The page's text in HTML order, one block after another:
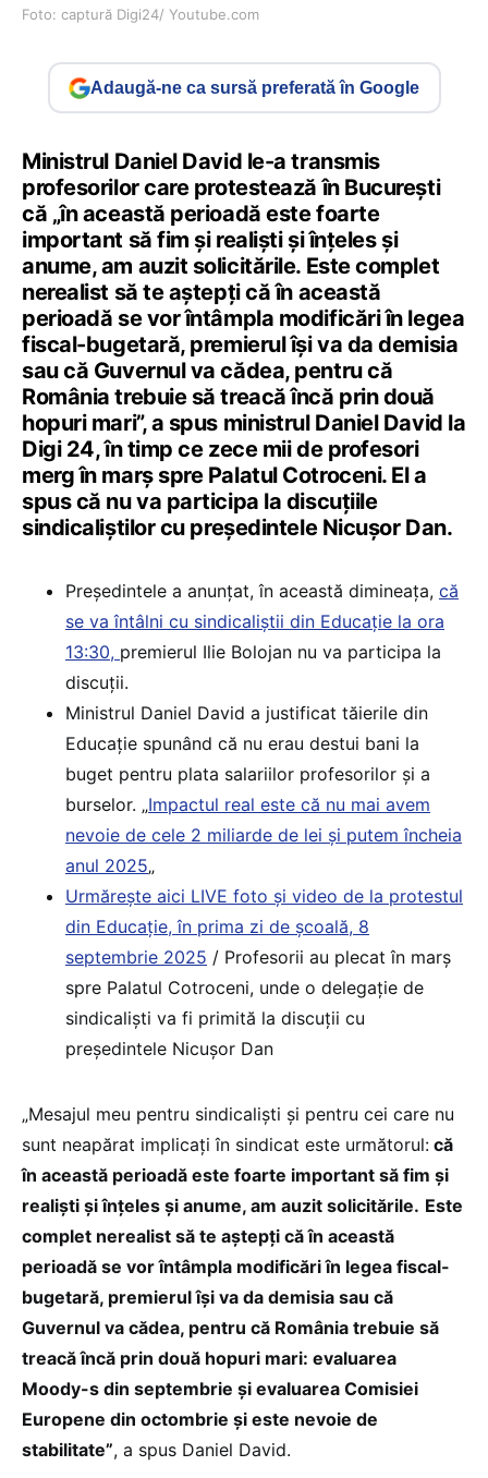
Foto: captură Digi24/ Youtube.com
Adaugă-ne ca sursă preferată în Google
Ministrul Daniel David le-a transmis
profesorilor care protestează în București
că „în această perioadă este foarte
important să fim și realiști și înțeles și
anume, am auzit solicitările. Este complet
nerealist să te aștepți că în această
perioadă se vor întâmpla modificări în legea
fiscal-bugetară, premierul își va da demisia
sau că Guvernul va cădea, pentru că
România trebuie să treacă încă prin două
hopuri mari”, a spus ministrul Daniel David la
Digi 24, în timp ce zece mii de profesori
merg în marș spre Palatul Cotroceni. El a
spus că nu va participa la discuțiile
sindicaliștilor cu președintele Nicușor Dan.
Președintele a anunţat, în această dimineaţa, că
se va întâlni cu sindicaliştii din Educaţie la ora
13:30, premierul Ilie Bolojan nu va participa la
discuții.
Ministrul Daniel David a justificat tăierile din
Educație spunând că nu erau destui bani la
buget pentru plata salariilor profesorilor și a
burselor. „Impactul real este că nu mai avem
nevoie de cele 2 miliarde de lei și putem încheia
anul 2025„
Urmărește aici LIVE foto și video de la protestul
din Educație, în prima zi de școală, 8
septembrie 2025 / Profesorii au plecat în marș
spre Palatul Cotroceni, unde o delegație de
sindicaliști va fi primită la discuții cu
președintele Nicușor Dan
„Mesajul meu pentru sindicaliști și pentru cei care nu
sunt neapărat implicați în sindicat este următorul: că
în această perioadă este foarte important să fim și
realiști și înțeles și anume, am auzit solicitările. Este
complet nerealist să te aștepți că în această
perioadă se vor întâmpla modificări în legea fiscal-
bugetară, premierul își va da demisia sau că
Guvernul va cădea, pentru că România trebuie să
treacă încă prin două hopuri mari: evaluarea
Moody-s din septembrie și evaluarea Comisiei
Europene din octombrie și este nevoie de
stabilitate”, a spus Daniel David.